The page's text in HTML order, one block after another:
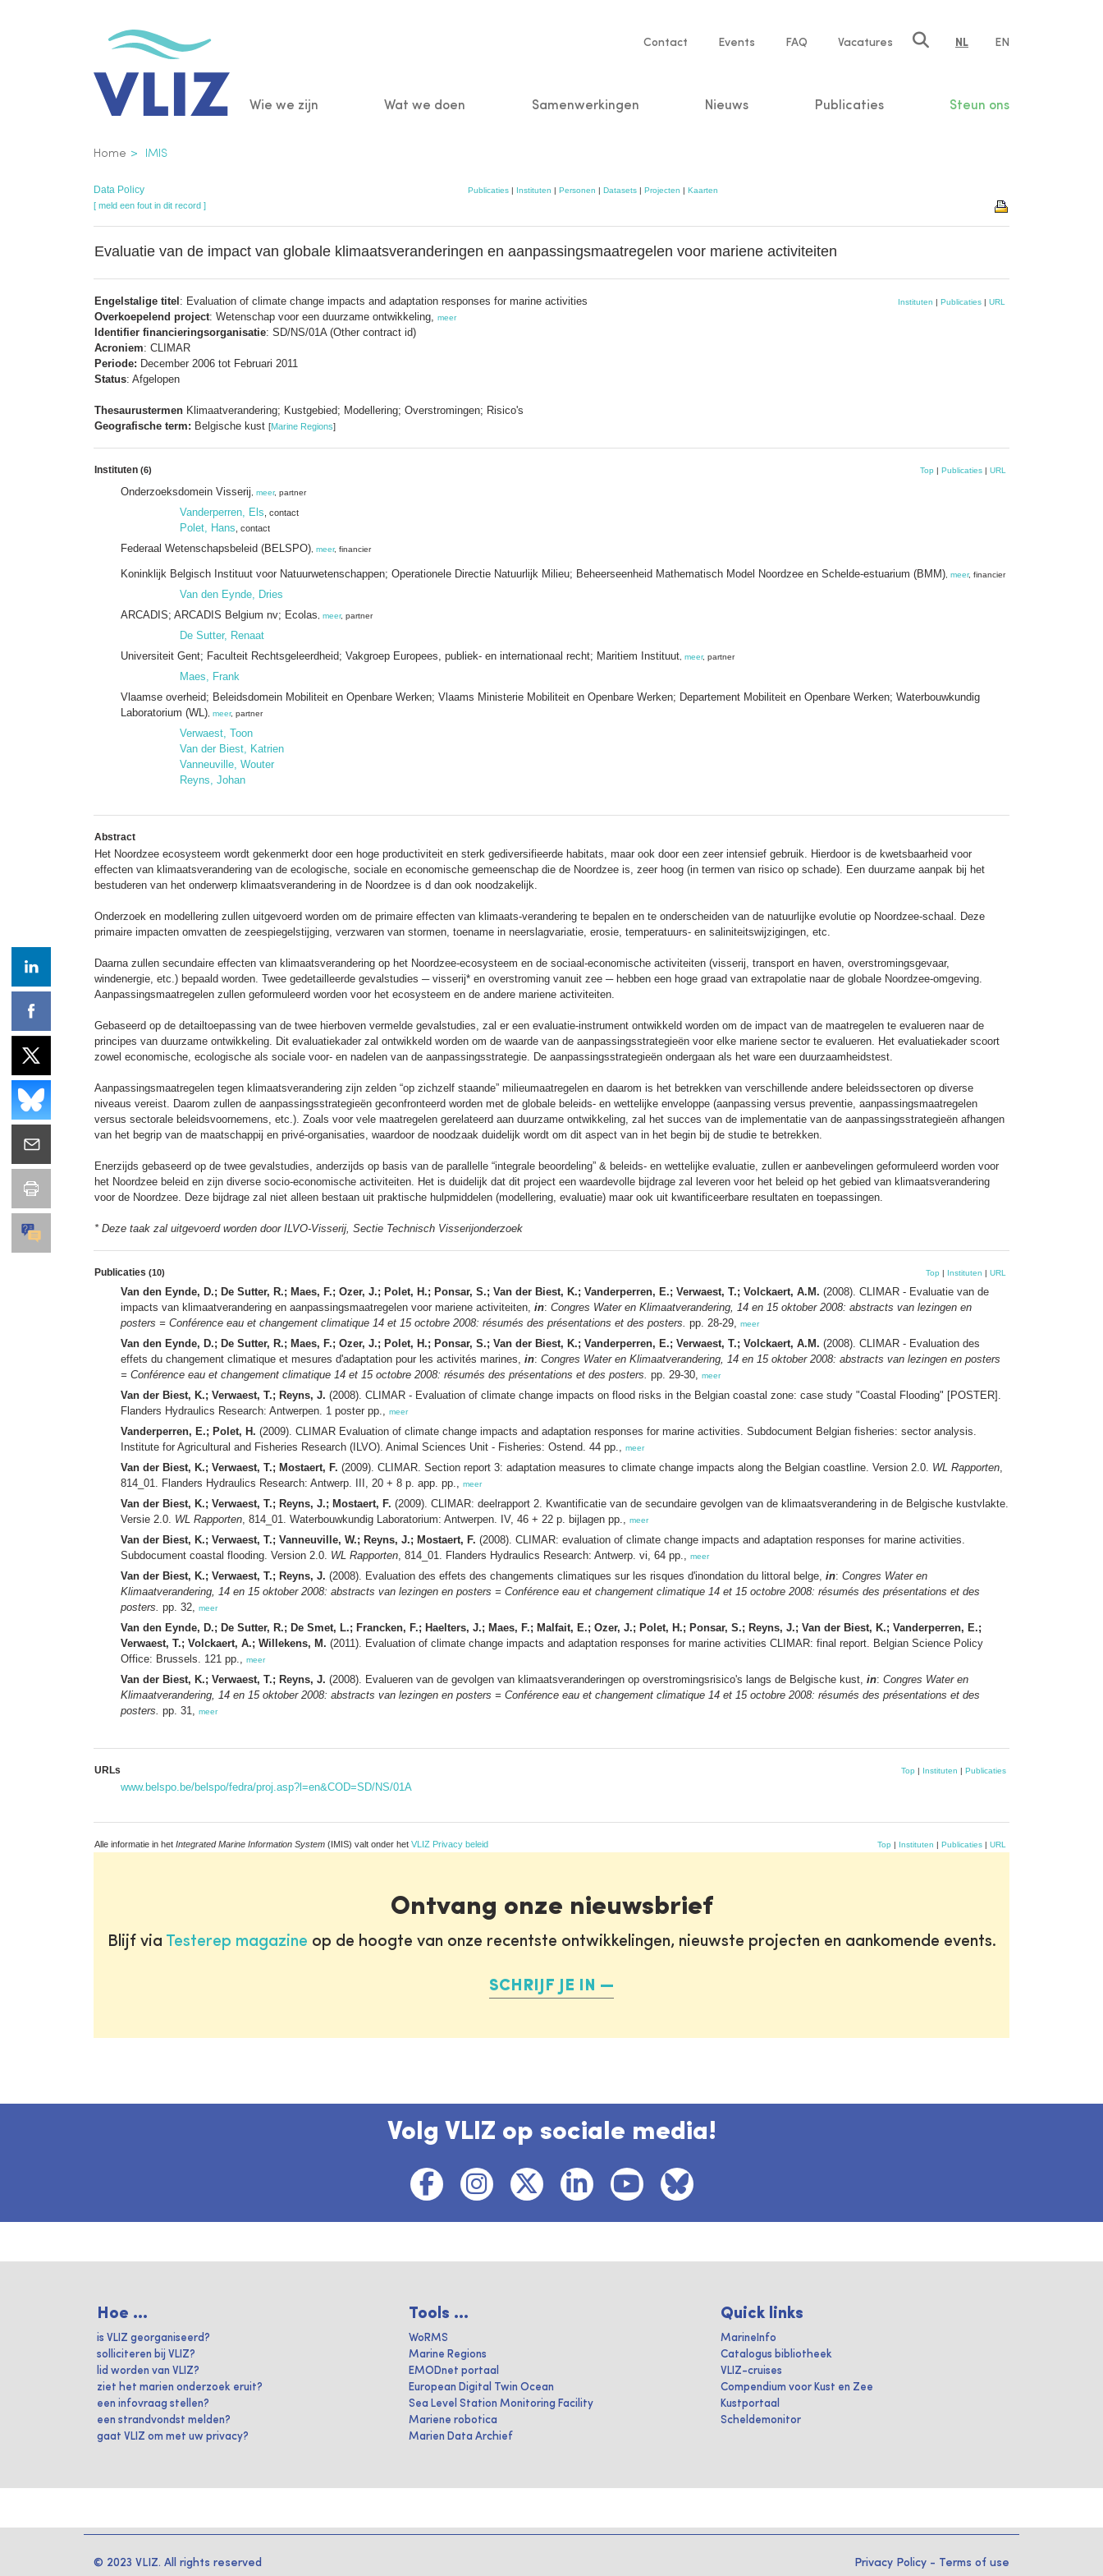
Service
Contact Events FAQ Vacatures NL EN
Main
Wie we zijn Wat we doen Samenwerkingen Nieuws Publicaties Steun ons
Kruimelpad
Home IMIS
Data Policy Publicaties| Instituten | Personen | Datasets| Projecten | Kaarten
[ meld een fout in dit record ]
Evaluatie van de impact van globale klimaatsveranderingen en aanpassingsmaatregelen voor mariene activiteiten
Engelstalige titel : Evaluation of climate change impacts and adaptation responses for marine activities
Overkoepelend project: Wetenschap voor een duurzame ontwikkeling, meer
Identifier financieringsorganisatie: SD/NS/01A (Other contract id)
Acroniem: CLIMAR
Periode: December 2006 tot Februari 2011
Status: Afgelopen
Thesaurustermen Klimaatverandering; Kustgebied; Modellering; Overstromingen; Risico's
Geografische term: Belgische kust [Marine Regions]
Instituten | Publicaties | URL
Instituten (6) Top | Publicaties | URL
Onderzoeksdomein Visserij meer, partner
Vanderperren, Els , contact
Polet, Hans , contact
Federaal Wetenschapsbeleid (BELSPO) meer, financier
Koninklijk Belgisch Instituut voor Natuurwetenschappen; Operationele Directie Natuurlijk Milieu; Beheerseenheid Mathematisch Model Noordzee en Schelde-estuarium (BMM) meer, financier
Van den Eynde, Dries
ARCADIS; ARCADIS Belgium nv; Ecolas
meer, partner
De Sutter, Renaat
Universiteit Gent; Faculteit Rechtsgeleerdheid; Vakgroep Europees, publiek- en internationaal recht; Maritiem Instituut meer, partner
Maes, Frank
Vlaamse overheid; Beleidsdomein Mobiliteit en Openbare Werken; Vlaams Ministerie Mobiliteit en Openbare Werken; Departement Mobiliteit en Openbare Werken; Waterbouwkundig
Laboratorium (WL) meer, partner
Verwaest, Toon
Van der Biest, Katrien
Vanneuville, Wouter
Reyns, Johan
Abstract
Het Noordzee ecosysteem wordt gekenmerkt door een hoge productiviteit en sterk gediversifieerde habitats, maar ook door een zeer intensief gebruik. Hierdoor is de kwetsbaarheid voor
effecten van klimaatsverandering van de ecologische, sociale en economische gemeenschap die de Noordzee is, zeer hoog (in termen van risico op schade). Een duurzame aanpak bij het
bestuderen van het onderwerp klimaatsverandering in de Noordzee is d dan ook noodzakelijk.
Onderzoek en modellering zullen uitgevoerd worden om de primaire effecten van klimaats-verandering te bepalen en te onderscheiden van de natuurlijke evolutie op Noordzee-schaal. Deze
primaire impacten omvatten de zeespiegelstijging, verzwaren van stormen, toename in neerslagvariatie, erosie, temperatuurs- en saliniteitswijzigingen, etc.
Daarna zullen secundaire effecten van klimaatsverandering op het Noordzee-ecosysteem en de sociaal-economische activiteiten (visserij, transport en haven, overstromingsgevaar,
windenergie, etc.) bepaald worden. Twee gedetailleerde gevalstudies ─ visserij* en overstroming vanuit zee ─ hebben een hoge graad van extrapolatie naar de globale Noordzee-omgeving.
Aanpassingsmaatregelen zullen geformuleerd worden voor het ecosysteem en de andere mariene activiteiten.
Gebaseerd op de detailtoepassing van de twee hierboven vermelde gevalstudies, zal er een evaluatie-instrument ontwikkeld worden om de impact van de maatregelen te evalueren naar de
principes van duurzame ontwikkeling. Dit evaluatiekader zal ontwikkeld worden om de waarde van de aanpassingsstrategieën voor elke mariene sector te evalueren. Het evaluatiekader scoort
zowel economische, ecologische als sociale voor- en nadelen van de aanpassingsstrategie. De aanpassingsstrategieën ondergaan als het ware een duurzaamheidstest.
Aanpassingsmaatregelen tegen klimaatsverandering zijn zelden “op zichzelf staande” milieumaatregelen en daarom is het betrekken van verschillende andere beleidssectoren op diverse
niveaus vereist. Daarom zullen de aanpassingsstrategieën geconfronteerd worden met de globale beleids- en wettelijke enveloppe (aanpassing versus preventie, aanpassingsmaatregelen
versus sectorale beleidsvoornemens, etc.). Zoals voor vele maatregelen gerelateerd aan duurzame ontwikkeling, zal het succes van de implementatie van de aanpassingsstrategieën afhangen
van het begrip van de maatschappij en privé-organisaties, waardoor de noodzaak duidelijk wordt om dit aspect van in het begin bij de studie te betrekken.
Enerzijds gebaseerd op de twee gevalstudies, anderzijds op basis van de parallelle “integrale beoordeling” & beleids- en wettelijke evaluatie, zullen er aanbevelingen geformuleerd worden voor
het Noordzee beleid en zijn diverse socio-economische activiteiten. Het is duidelijk dat dit project een waardevolle bijdrage zal leveren voor het beleid op het gebied van klimaatsverandering
voor de Noordzee. Deze bijdrage zal niet alleen bestaan uit praktische hulpmiddelen (modellering, evaluatie) maar ook uit kwantificeerbare resultaten en toepassingen.
* Deze taak zal uitgevoerd worden door ILVO-Visserij, Sectie Technisch Visserijonderzoek
Publicaties (10) Top | Instituten | URL
Van den Eynde, D.; De Sutter, R.; Maes, F.; Ozer, J.; Polet, H.; Ponsar, S.; Van der Biest, K.; Vanderperren, E.; Verwaest, T.; Volckaert, A.M. (2008). CLIMAR - Evaluatie van de
impacts van klimaatverandering en aanpassingsmaatregelen voor mariene activiteiten, in: Congres Water en Klimaatverandering, 14 en 15 oktober 2008: abstracts van lezingen en
posters = Conférence eau et changement climatique 14 et 15 octobre 2008: résumés des présentations et des posters. pp. 28-29, meer
Van den Eynde, D.; De Sutter, R.; Maes, F.; Ozer, J.; Polet, H.; Ponsar, S.; Van der Biest, K.; Vanderperren, E.; Verwaest, T.; Volckaert, A.M. (2008). CLIMAR - Evaluation des
effets du changement climatique et mesures d'adaptation pour les activités marines, in: Congres Water en Klimaatverandering, 14 en 15 oktober 2008: abstracts van lezingen en posters
= Conférence eau et changement climatique 14 et 15 octobre 2008: résumés des présentations et des posters. pp. 29-30, meer
Van der Biest, K.; Verwaest, T.; Reyns, J. (2008). CLIMAR - Evaluation of climate change impacts on flood risks in the Belgian coastal zone: case study "Coastal Flooding" [POSTER].
Flanders Hydraulics Research: Antwerpen. 1 poster pp.,
meer
Vanderperren, E.; Polet, H. (2009). CLIMAR Evaluation of climate change impacts and adaptation responses for marine activities. Subdocument Belgian fisheries: sector analysis.
Institute for Agricultural and Fisheries Research (ILVO). Animal Sciences Unit - Fisheries: Ostend. 44 pp.,
meer
Van der Biest, K.; Verwaest, T.; Mostaert, F. (2009). CLIMAR. Section report 3: adaptation measures to climate change impacts along the Belgian coastline. Version 2.0. WL Rapporten
814_01. Flanders Hydraulics Research: Antwerp. III, 20 + 8 p. app. pp.,
meer
Van der Biest, K.; Verwaest, T.; Reyns, J.; Mostaert, F. (2009). CLIMAR: deelrapport 2. Kwantificatie van de secundaire gevolgen van de klimaatsverandering in de Belgische kustvlakte.
Versie 2.0. WL Rapporten , 814_01. Waterbouwkundig Laboratorium: Antwerpen. IV, 46 + 22 p. bijlagen pp., meer
Van der Biest, K.; Verwaest, T.; Vanneuville, W.; Reyns, J.; Mostaert, F. (2008). CLIMAR: evaluation of climate change impacts and adaptation responses for marine activities.
Subdocument coastal flooding. Version 2.0. WL Rapporten , 814_01. Flanders Hydraulics Research: Antwerp. vi, 64 pp., meer
Van der Biest, K.; Verwaest, T.; Reyns, J. (2008). Evaluation des effets des changements climatiques sur les risques d'inondation du littoral belge, in: Congres Water en
Klimaatverandering, 14 en 15 oktober 2008: abstracts van lezingen en posters = Conférence eau et changement climatique 14 et 15 octobre 2008: résumés des présentations et des
posters. pp. 32, meer
Van den Eynde, D.; De Sutter, R.; De Smet, L.; Francken, F.; Haelters, J.; Maes, F.; Malfait, E.; Ozer, J.; Polet, H.; Ponsar, S.; Reyns, J.; Van der Biest, K.; Vanderperren, E.;
Verwaest, T.; Volckaert, A.; Willekens, M. (2011). Evaluation of climate change impacts and adaptation responses for marine activities CLIMAR: final report. Belgian Science Policy
Office: Brussels. 121 pp.,
meer
Van der Biest, K.; Verwaest, T.; Reyns, J. (2008). Evalueren van de gevolgen van klimaatsveranderingen op overstromingsrisico's langs de Belgische kust, in: Congres Water en
Klimaatverandering, 14 en 15 oktober 2008: abstracts van lezingen en posters = Conférence eau et changement climatique 14 et 15 octobre 2008: résumés des présentations et des
posters. pp. 31, meer
URLs Top | Instituten | Publicaties
www.belspo.be/belspo/fedra/proj.asp?l=en&COD=SD/NS/01A
Alle informatie in het Integrated Marine Information System (IMIS) valt onder het VLIZ Privacy beleid Top | Instituten | Publicaties | URL
Ontvang onze nieuwsbrief
Blijf via Testerep magazine op de hoogte van onze recentste ontwikkelingen, nieuwste projecten en aankomende events.
SCHRIJF JE IN
Volg VLIZ op sociale media!
Hoe ...
is VLIZ georganiseerd?
solliciteren bij VLIZ?
lid worden van VLIZ?
ziet het marien onderzoek eruit?
een infovraag stellen?
een strandvondst melden?
gaat VLIZ om met uw privacy?
Tools ...
WoRMS
Marine Regions
EMODnet portaal
European Digital Twin Ocean
Sea Level Station Monitoring Facility
Mariene robotica
Marien Data Archief
Quick links
MarineInfo
Catalogus bibliotheek
VLIZ-cruises
Compendium voor Kust en Zee
Kustportaal
Scheldemonitor
© 2023 VLIZ. All rights reserved Privacy Policy - Terms of use